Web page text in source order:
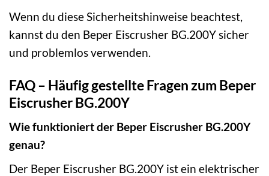
Wenn du diese Sicherheitshinweise beachtest,
kannst du den Beper Eiscrusher BG.200Y sicher
und problemlos verwenden.
FAQ – Häufig gestellte Fragen zum Beper
Eiscrusher BG.200Y
Wie funktioniert der Beper Eiscrusher BG.200Y
genau?
Der Beper Eiscrusher BG.200Y ist ein elektrischer